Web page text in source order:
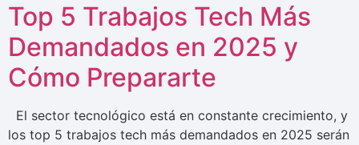
Top 5 Trabajos Tech Más
Demandados en 2025 y
Cómo Prepararte
El sector tecnológico está en constante crecimiento, y
los top 5 trabajos tech más demandados en 2025 serán